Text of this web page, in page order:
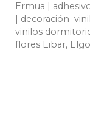
Ermua |
| decoración
vinilos
flores Eibar,